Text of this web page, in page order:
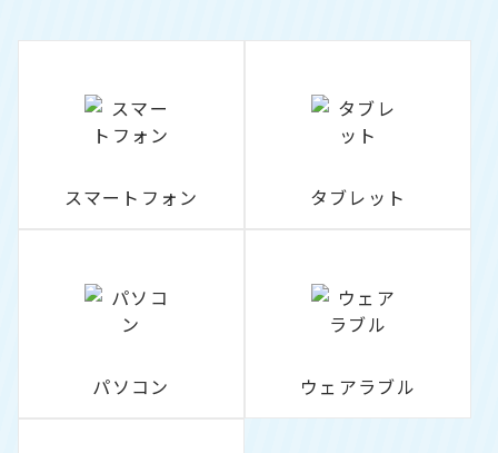
スマートフォン タブレット
パソコン ウェアラブル